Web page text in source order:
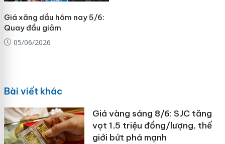
Giá xăng dầu hôm nay 5/6:
Quay đầu giảm
05/06/2026
Bài viết khác
Giá vàng sáng 8/6: SJC tăng
vọt 1,5 triệu đồng/lượng, thế
giới bứt phá mạnh